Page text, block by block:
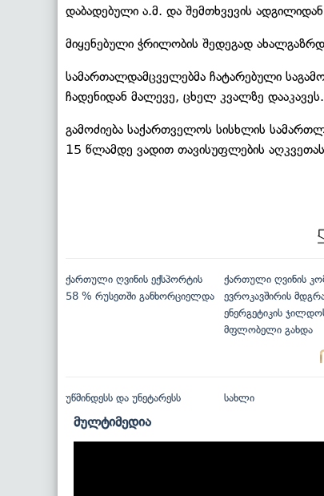
დაბადებული ა.მ. და შემთხვევის
მიყენებული ჭრილობის შედეგად
სამართალდამცველებმა ჩატარებული
ჩადენიდან მალევე, ცხელ კვალზე დააკავეს.
გამოძიება საქართველოს სისხლის
15 წლამდე ვადით თავისუფლების
ქართული ღვინის ექსპორტის
58 % რუსეთში განხორციელდა
ქართული ღვინის
ევროკავშირის
ენერგეტიკის
მფლობელი გახდა
უწმინდესს და უნეტარესს სახლი
მულტიმედია